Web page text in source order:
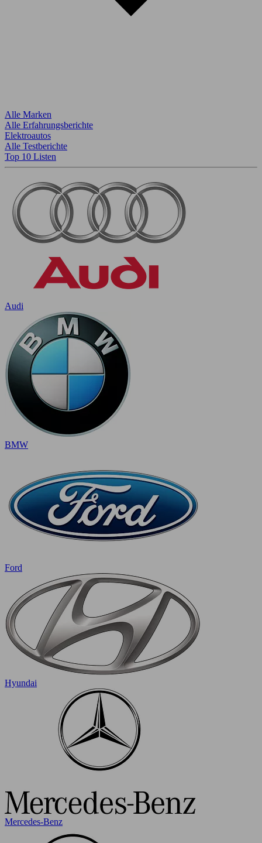
Alle Marken
Alle Erfahrungsberichte
Elektroautos
Alle Testberichte
Top 10 Listen
Audi
BMW
Ford
Hyundai
Mercedes-Benz